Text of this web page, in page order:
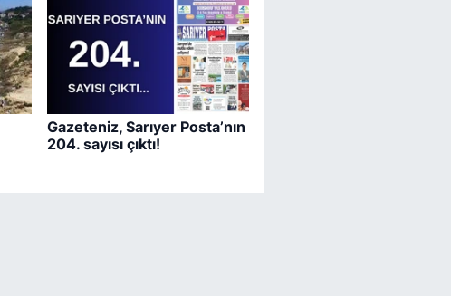
Gazeteniz, Sarıyer Posta’nın
204. sayısı çıktı!